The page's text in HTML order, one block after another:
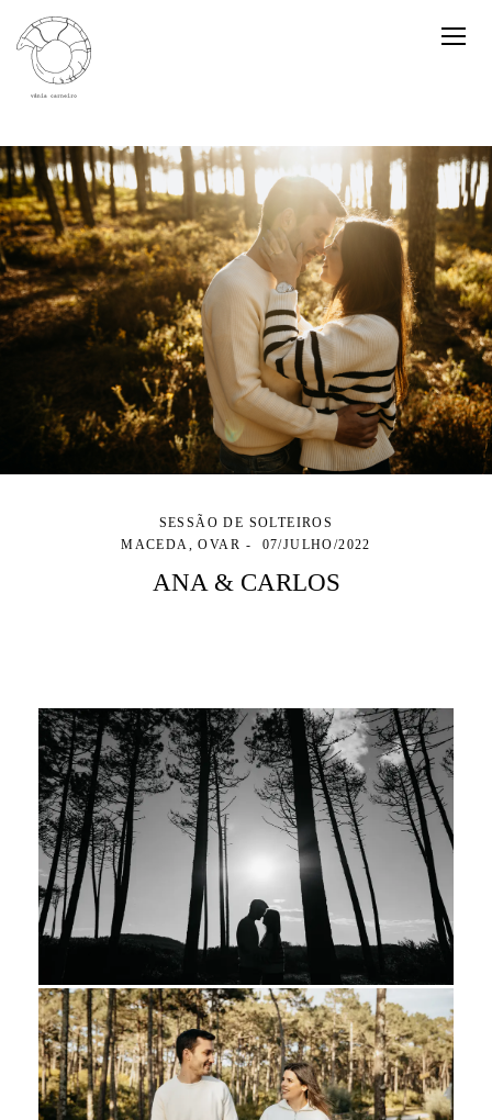
SESSÃO DE SOLTEIROS
MACEDA, OVAR
07/JULHO/2022
ANA & CARLOS